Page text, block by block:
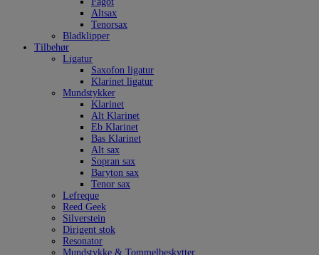
Altsax
Tenorsax
Bladklipper
Tilbehør
Ligatur
Saxofon ligatur
Klarinet ligatur
Mundstykker
Klarinet
Alt Klarinet
Eb Klarinet
Bas Klarinet
Alt sax
Sopran sax
Baryton sax
Tenor sax
Lefreque
Reed Geek
Silverstein
Dirigent stok
Resonator
Mundstykke & Tommelbeskytter